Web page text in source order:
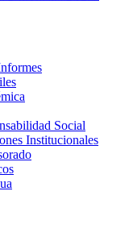
Social
Institucionales